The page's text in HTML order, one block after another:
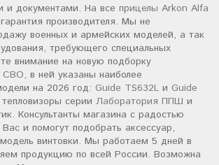
и документами. На все прицелы Arkon Alfa
производителя. Мы не
военных и армейских моделей, а так
требующего специальных
внимание на новую подборку
СВО, в ней указаны наиболее
на 2026 год: Guide TS632L и Guide
серии Лаборатория ППШ и
Консультанты магазина с радостью
Вас и помогут подобрать аксессуар,
винтовки. Мы работаем 5 дней в
продукцию по всей России. Возможна